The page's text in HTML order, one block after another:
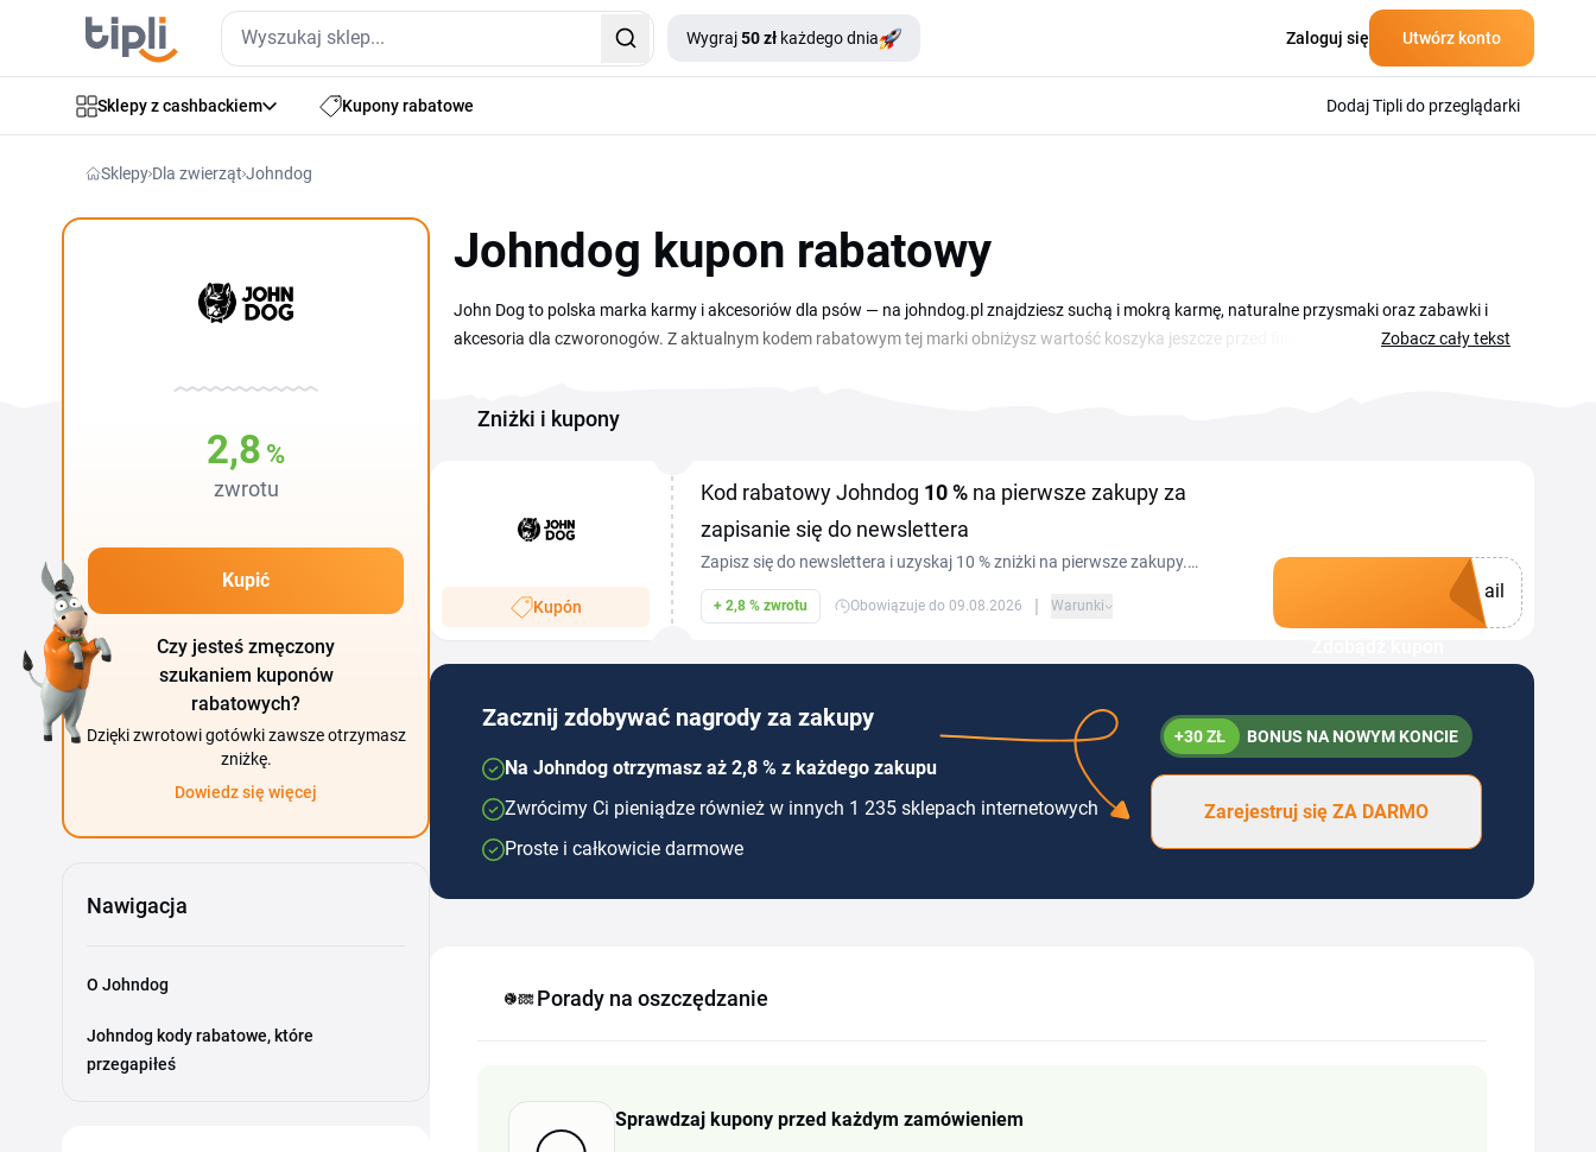
Wygraj50 zł każdego dnia Zaloguj się Utwórz konto
Sklepy z cashbackiem Kupony rabatowe Dodaj Tipli do przeglądarki
Sklepy Dla zwierząt Johndog
2,8 %
zwrotu
Kupić
Czy jesteś zmęczony
szukaniem kuponów
rabatowych?
Dzięki zwrotowi gotówki zawsze otrzymasz
zniżkę.
Dowiedz się więcej
Nawigacja
O Johndog
Johndog kody rabatowe, które
przegapiłeś
Johndog kupon rabatowy
John Dog to polska marka karmy i akcesoriów dla psów — na johndog.pl znajdziesz suchą i mokrą karmę, naturalne przysmaki oraz zabawki i
akcesoria dla czworonogów. Z aktualnym kodem rabatowym tej marki obniżysz wartość koszyka jeszcze przed finalizacją zamówienia. Sklep
szybko sprawdzisz, czy promocja pasuje do Twojego zamówienia i czy warto z niej skorzystać przed finalizacją zakupu.
Zobacz cały tekst
Zniżki i kupony
Kupón
Kod rabatowy Johndog 10 % na pierwsze zakupy za
zapisanie się do newslettera
Zapisz się do newslettera i uzyskaj 10 % zniżki na pierwsze zakupy.
Wystarczy wpisać adres e-mail w odpowiednim polu, potwierdzić
rejestrację w wiadomości e-mail, a po pomyślnym zapisaniu się otrzymasz
sezonowych wyprzedażach.
+ 2,8 % zwrotu Obowiązuje do 09.08.2026 | Warunki
ail
Zacznij zdobywać nagrody za zakupy
Na Johndog otrzymasz aż 2,8 % z każdego zakupu
Zwrócimy Ci pieniądze również w innych 1 235 sklepach internetowych
Proste i całkowicie darmowe
+30 ZŁ BONUS NA NOWYM KONCIE
Zarejestruj się ZA DARMO
Porady na oszczędzanie
Sprawdzaj kupony przed każdym zamówieniem